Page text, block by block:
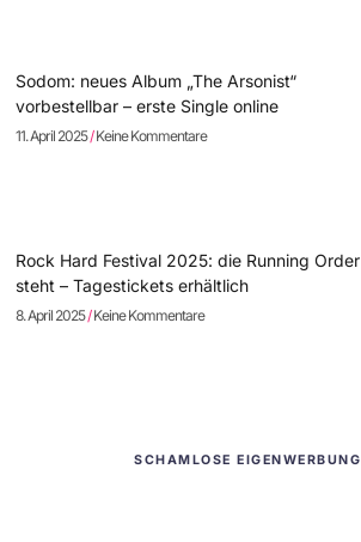
Sodom: neues Album „The Arsonist“
vorbestellbar – erste Single online
11. April 2025 Keine Kommentare
Rock Hard Festival 2025: die Running Order
steht – Tagestickets erhältlich
8. April 2025 Keine Kommentare
SCHAMLOSE EIGENWERBUNG